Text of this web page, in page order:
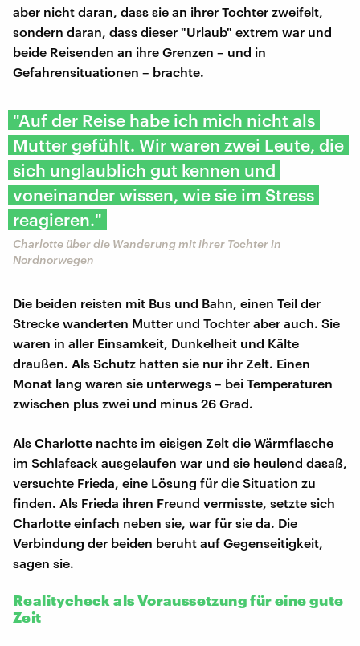
aber nicht daran, dass sie an ihrer Tochter zweifelt,
sondern daran, dass dieser "Urlaub" extrem war und
beide Reisenden an ihre Grenzen – und in
Gefahrensituationen – brachte.
"Auf der Reise habe ich mich nicht als
Mutter gefühlt. Wir waren zwei Leute, die
sich unglaublich gut kennen und
voneinander wissen, wie sie im Stress
reagieren."
Charlotte über die Wanderung mit ihrer Tochter in
Nordnorwegen
Die beiden reisten mit Bus und Bahn, einen Teil der
Strecke wanderten Mutter und Tochter aber auch. Sie
waren in aller Einsamkeit, Dunkelheit und Kälte
draußen. Als Schutz hatten sie nur ihr Zelt. Einen
Monat lang waren sie unterwegs – bei Temperaturen
zwischen plus zwei und minus 26 Grad.
Als Charlotte nachts im eisigen Zelt die Wärmflasche
im Schlafsack ausgelaufen war und sie heulend dasaß,
versuchte Frieda, eine Lösung für die Situation zu
finden. Als Frieda ihren Freund vermisste, setzte sich
Charlotte einfach neben sie, war für sie da. Die
Verbindung der beiden beruht auf Gegenseitigkeit,
sagen sie.
Realitycheck als Voraussetzung für eine gute
Zeit